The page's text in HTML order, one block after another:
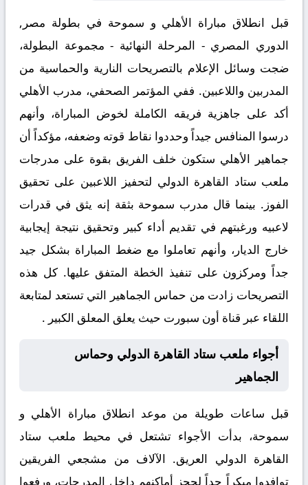
قبل انطلاق مباراة الأهلي و سموحة في بطولة مصر,
الدوري المصري - المرحلة النهائية - مجموعة البطولة،
ضجت وسائل الإعلام بالتصريحات النارية والحماسية من
المدربين واللاعبين. ففي المؤتمر الصحفي، مدرب الأهلي
أكد على جاهزية فريقه الكاملة لخوض المباراة، وأنهم
درسوا المنافس جيداً وحددوا نقاط قوته وضعفه، مؤكداً أن
جماهير الأهلي ستكون خلف الفريق بقوة على مدرجات
ملعب ستاد القاهرة الدولي لتحفيز اللاعبين على تحقيق
الفوز. بينما قال مدرب سموحة بثقة إنه يثق في قدرات
لاعبيه ورغبتهم في تقديم أداء كبير وتحقيق نتيجة إيجابية
خارج الديار، وأنهم تعاملوا مع ضغط المباراة بشكل جيد
جداً ومركزون على تنفيذ الخطة المتفق عليها. كل هذه
التصريحات زادت من حماس الجماهير التي تستعد لمتابعة
اللقاء عبر قناة أون سبورت حيث يعلق المعلق الكبير .
أجواء ملعب ستاد القاهرة الدولي وحماس
الجماهير
قبل ساعات طويلة من موعد انطلاق مباراة الأهلي و
سموحة، بدأت الأجواء تشتعل في محيط ملعب ستاد
القاهرة الدولي العريق. الآلاف من مشجعي الفريقين
توافدوا مبكراً جداً لحجز أماكنهم داخل المدرجات، ورفعوا